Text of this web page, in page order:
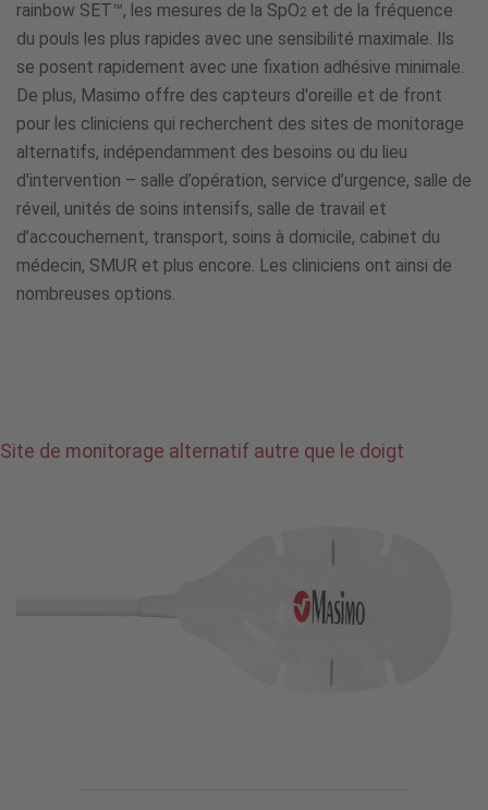
rainbow SET™, les mesures de la SpO2 et de la fréquence
du pouls les plus rapides avec une sensibilité maximale. Ils
se posent rapidement avec une fixation adhésive minimale.
De plus, Masimo offre des capteurs d'oreille et de front
pour les cliniciens qui recherchent des sites de monitorage
alternatifs, indépendamment des besoins ou du lieu
d'intervention – salle d’opération, service d’urgence, salle de
réveil, unités de soins intensifs, salle de travail et
d’accouchement, transport, soins à domicile, cabinet du
médecin, SMUR et plus encore. Les cliniciens ont ainsi de
nombreuses options.
Site de monitorage alternatif autre que le doigt